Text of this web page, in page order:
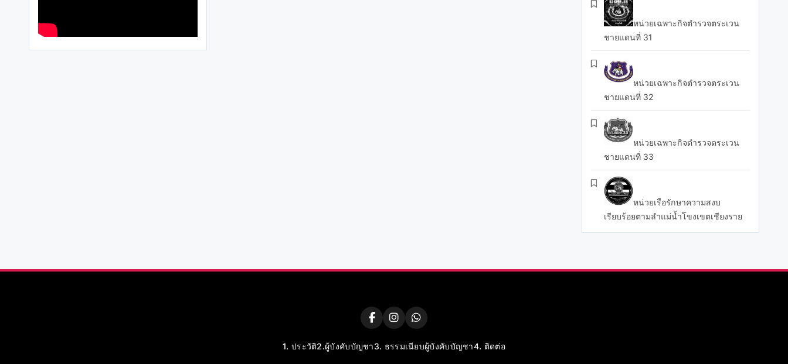
หน่วยเฉพาะกิจตำรวจตระเวน
ชายแดนที่ 31
หน่วยเฉพาะกิจตำรวจตระเวน
ชายแดนที่ 32
หน่วยเฉพาะกิจตำรวจตระเวน
ชายแดนที่ 33
หน่วยเรือรักษาความสงบ
เรียบร้อยตามลำแม่น้ำโขงเขตเชียงราย
1. ประวัติ2.ผู้บังคับบัญชา3. ธรรมเนียบผู้บังคับบัญชา4. ติดต่อ